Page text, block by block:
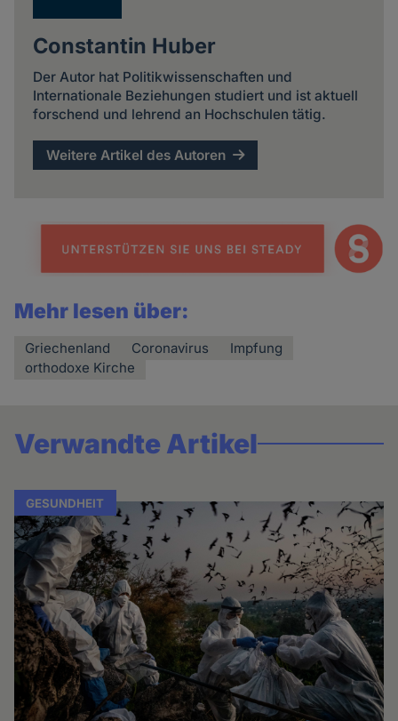
Constantin Huber
Der Autor hat Politikwissenschaften und
Internationale Beziehungen studiert und ist aktuell
forschend und lehrend an Hochschulen tätig.
Weitere Artikel des Autoren
Mehr lesen über:
Griechenland Coronavirus
Impfung
orthodoxe Kirche
Verwandte Artikel
GESUNDHEIT